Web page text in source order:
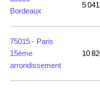
Bordeaux
5
75015 - Paris
15ème
arrondissement
10